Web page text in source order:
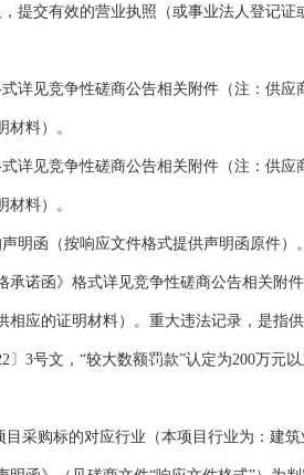
提交有效的营业执照（或事业法人登记证
详见竞争性磋商公告相关附件（注：供应
料）。
详见竞争性磋商公告相关附件（注：供应
料）。
明函（按响应文件格式提供声明函原件）。
诺函》格式详见竞争性磋商公告相关附
应的证明材料）。重大违法记录，是指
〕 3号文，“较大数额罚款”认定为200万元
采购标的对应行业（本项目行业为：建